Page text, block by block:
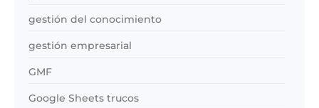
gestión del conocimiento
gestión empresarial
GMF
Google Sheets trucos